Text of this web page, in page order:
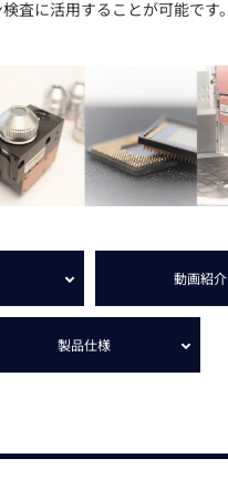
査に活用することが可能です。
動画紹介
製品仕様